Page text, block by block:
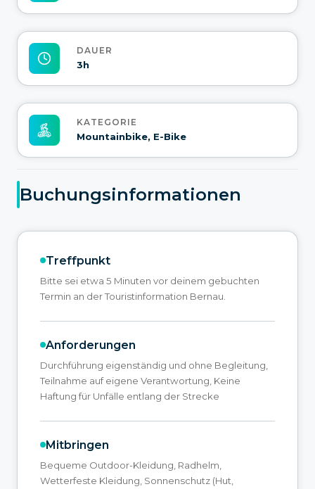
DAUER
3h
KATEGORIE
Mountainbike, E-Bike
Buchungsinformationen
Treffpunkt
Bitte sei etwa 5 Minuten vor deinem gebuchten
Termin an der Touristinformation Bernau.
Anforderungen
Durchführung eigenständig und ohne Begleitung,
Teilnahme auf eigene Verantwortung, Keine
Haftung für Unfälle entlang der Strecke
Mitbringen
Bequeme Outdoor-Kleidung, Radhelm,
Wetterfeste Kleidung, Sonnenschutz (Hut,